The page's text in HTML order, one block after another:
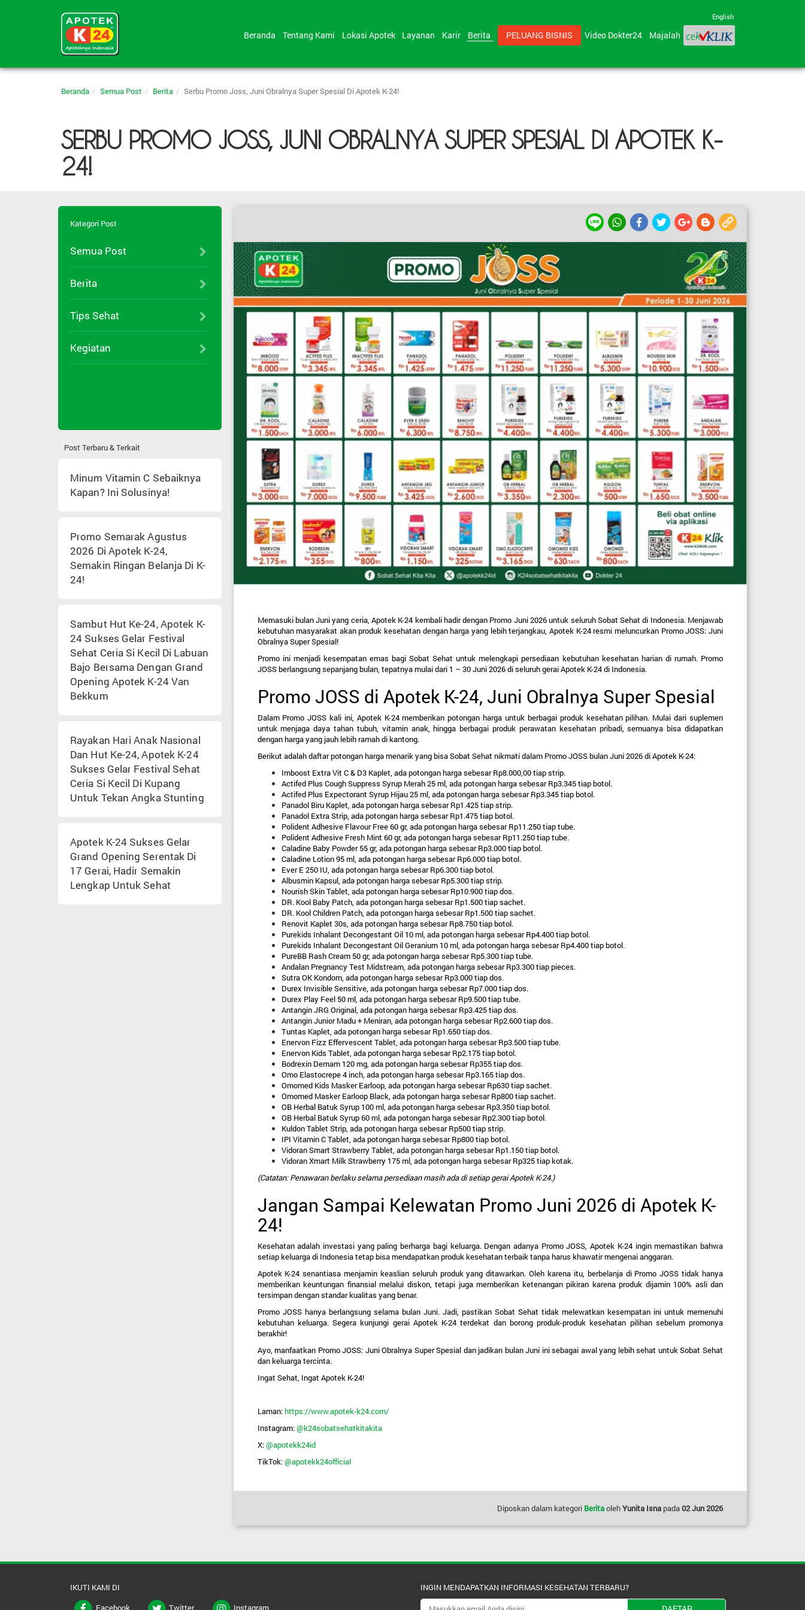
English
Beranda Tentang Kami Lokasi Apotek Layanan Karir Berita PELUANG BISNIS Video Dokter24 Majalah
Beranda Semua Post Berita Serbu Promo Joss, Juni Obralnya Super Spesial Di Apotek K-24!
SERBU PROMO JOSS, JUNI OBRALNYA SUPER SPESIAL DI APOTEK K-
24!
Memasuki bulan Juni yang ceria, Apotek K-24 kembali hadir dengan Promo Juni 2026 untuk seluruh Sobat Sehat di Indonesia. Menjawab
kebutuhan masyarakat akan produk kesehatan dengan harga yang lebih terjangkau, Apotek K-24 resmi meluncurkan Promo JOSS: Juni
Obralnya Super Spesial!
Promo ini menjadi kesempatan emas bagi Sobat Sehat untuk melengkapi persediaan kebutuhan kesehatan harian di rumah. Promo
JOSS berlangsung sepanjang bulan, tepatnya mulai dari 1 – 30 Juni 2026 di seluruh gerai Apotek K-24 di Indonesia.
Promo JOSS di Apotek K-24, Juni Obralnya Super Spesial
Dalam Promo JOSS kali ini, Apotek K-24 memberikan potongan harga untuk berbagai produk kesehatan pilihan. Mulai dari suplemen
untuk menjaga daya tahan tubuh, vitamin anak, hingga berbagai produk perawatan kesehatan pribadi, semuanya bisa didapatkan
dengan harga yang jauh lebih ramah di kantong.
Berikut adalah daftar potongan harga menarik yang bisa Sobat Sehat nikmati dalam Promo JOSS bulan Juni 2026 di Apotek K-24:
Imboost Extra Vit C & D3 Kaplet, ada potongan harga sebesar Rp8.000,00 tiap strip.
Actifed Plus Cough Suppress Syrup Merah 25 ml, ada potongan harga sebesar Rp3.345 tiap botol.
Actifed Plus Expectorant Syrup Hijau 25 ml, ada potongan harga sebesar Rp3.345 tiap botol.
Panadol Biru Kaplet, ada potongan harga sebesar Rp1.425 tiap strip.
Panadol Extra Strip, ada potongan harga sebesar Rp1.475 tiap botol.
Polident Adhesive Flavour Free 60 gr, ada potongan harga sebesar Rp11.250 tiap tube.
Polident Adhesive Fresh Mint 60 gr, ada potongan harga sebesar Rp11.250 tiap tube.
Caladine Baby Powder 55 gr, ada potongan harga sebesar Rp3.000 tiap botol.
Caladine Lotion 95 ml, ada potongan harga sebesar Rp6.000 tiap botol.
Ever E 250 IU, ada potongan harga sebesar Rp6.300 tiap botol.
Albusmin Kapsul, ada potongan harga sebesar Rp5.300 tiap strip.
Nourish Skin Tablet, ada potongan harga sebesar Rp10.900 tiap dos.
DR. Kool Baby Patch, ada potongan harga sebesar Rp1.500 tiap sachet.
DR. Kool Children Patch, ada potongan harga sebesar Rp1.500 tiap sachet.
Renovit Kaplet 30s, ada potongan harga sebesar Rp8.750 tiap botol.
Purekids Inhalant Decongestant Oil 10 ml, ada potongan harga sebesar Rp4.400 tiap botol.
Purekids Inhalant Decongestant Oil Geranium 10 ml, ada potongan harga sebesar Rp4.400 tiap botol.
PureBB Rash Cream 50 gr, ada potongan harga sebesar Rp5.300 tiap tube.
Andalan Pregnancy Test Midstream, ada potongan harga sebesar Rp3.300 tiap pieces.
Sutra OK Kondom, ada potongan harga sebesar Rp3.000 tiap dos.
Durex Invisible Sensitive, ada potongan harga sebesar Rp7.000 tiap dos.
Durex Play Feel 50 ml, ada potongan harga sebesar Rp9.500 tiap tube.
Antangin JRG Original, ada potongan harga sebesar Rp3.425 tiap dos.
Antangin Junior Madu + Meniran, ada potongan harga sebesar Rp2.600 tiap dos.
Tuntas Kaplet, ada potongan harga sebesar Rp1.650 tiap dos.
Enervon Fizz Effervescent Tablet, ada potongan harga sebesar Rp3.500 tiap tube.
Enervon Kids Tablet, ada potongan harga sebesar Rp2.175 tiap botol.
Bodrexin Demam 120 mg, ada potongan harga sebesar Rp355 tiap dos.
Omo Elastocrepe 4 inch, ada potongan harga sebesar Rp3.165 tiap dos.
Omomed Kids Masker Earloop, ada potongan harga sebesar Rp630 tiap sachet.
Omomed Masker Earloop Black, ada potongan harga sebesar Rp800 tiap sachet.
OB Herbal Batuk Syrup 100 ml, ada potongan harga sebesar Rp3.350 tiap botol.
OB Herbal Batuk Syrup 60 ml, ada potongan harga sebesar Rp2.300 tiap botol.
Kuldon Tablet Strip, ada potongan harga sebesar Rp500 tiap strip.
IPI Vitamin C Tablet, ada potongan harga sebesar Rp800 tiap botol.
Vidoran Smart Strawberry Tablet, ada potongan harga sebesar Rp1.150 tiap botol.
Vidoran Xmart Milk Strawberry 175 ml, ada potongan harga sebesar Rp325 tiap kotak.
(Catatan: Penawaran berlaku selama persediaan masih ada di setiap gerai Apotek K-24.)
Jangan Sampai Kelewatan Promo Juni 2026 di Apotek K-
24!
Kesehatan adalah investasi yang paling berharga bagi keluarga. Dengan adanya Promo JOSS, Apotek K-24 ingin memastikan bahwa
setiap keluarga di Indonesia tetap bisa mendapatkan produk kesehatan terbaik tanpa harus khawatir mengenai anggaran.
Apotek K-24 senantiasa menjamin keaslian seluruh produk yang ditawarkan. Oleh karena itu, berbelanja di Promo JOSS tidak hanya
memberikan keuntungan finansial melalui diskon, tetapi juga memberikan ketenangan pikiran karena produk dijamin 100% asli dan
tersimpan dengan standar kualitas yang benar.
Promo JOSS hanya berlangsung selama bulan Juni. Jadi, pastikan Sobat Sehat tidak melewatkan kesempatan ini untuk memenuhi
kebutuhan keluarga. Segera kunjungi gerai Apotek K-24 terdekat dan borong produk-produk kesehatan pilihan sebelum promonya
berakhir!
Ayo, manfaatkan Promo JOSS: Juni Obralnya Super Spesial dan jadikan bulan Juni ini sebagai awal yang lebih sehat untuk Sobat Sehat
dan keluarga tercinta.
Ingat Sehat, Ingat Apotek K-24!
Laman:https://www.apotek-k24.com/
Instagram:@k24sobatsehatkitakita
X:@apotekk24id
TikTok: @apotekk24official
Diposkan dalam kategori BeritaolehYunita Isna pada02 Jun 2026
Kategori Post
Semua Post
Berita
Tips Sehat
Kegiatan
Post Terbaru & Terkait
Minum Vitamin C Sebaiknya
Kapan? Ini Solusinya!
Promo Semarak Agustus
2026 Di Apotek K-24,
Semakin Ringan Belanja Di K-
24!
Sambut Hut Ke-24, Apotek K-
24 Sukses Gelar Festival
Sehat Ceria Si Kecil Di Labuan
Bajo Bersama Dengan Grand
Opening Apotek K-24 Van
Bekkum
Rayakan Hari Anak Nasional
Dan Hut Ke-24, Apotek K-24
Sukses Gelar Festival Sehat
Ceria Si Kecil Di Kupang
Untuk Tekan Angka Stunting
Apotek K-24 Sukses Gelar
Grand Opening Serentak Di
17 Gerai, Hadir Semakin
Lengkap Untuk Sehat
IKUTI KAMI DI
INGIN MENDAPATKAN INFORMASI KESEHATAN TERBARU?